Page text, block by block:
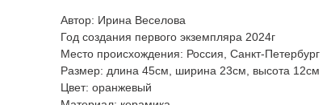
Автор: Ирина Веселова
Год создания первого экземпляра 2024г
Место происхождения: Россия, Санкт-Петербург
Размер: длина 45см, ширина 23см, высота 12см
Цвет: оранжевый